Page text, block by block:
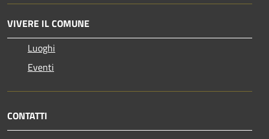
VIVERE IL COMUNE
Luoghi
Eventi
CONTATTI